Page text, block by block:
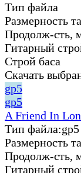
Тип файла
Размерность
Продолж-сть,
Гитарный
Строй баса
Скачать
gp5
gp5
A Friend In
Тип файла:gp5
Размерность
Продолж-сть,
Гитарный